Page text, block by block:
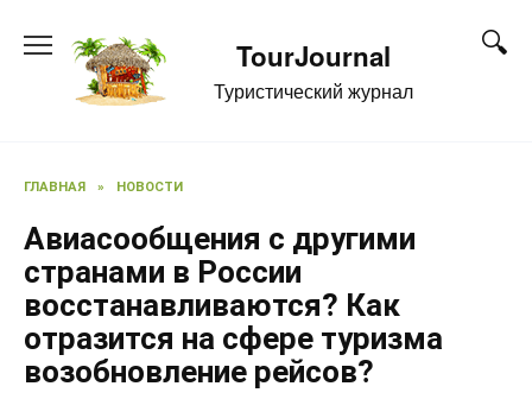
содержанию
TourJournal
Туристический журнал
ГЛАВНАЯ » НОВОСТИ
Авиасообщения с другими
странами в России
восстанавливаются? Как
отразится на сфере туризма
возобновление рейсов?